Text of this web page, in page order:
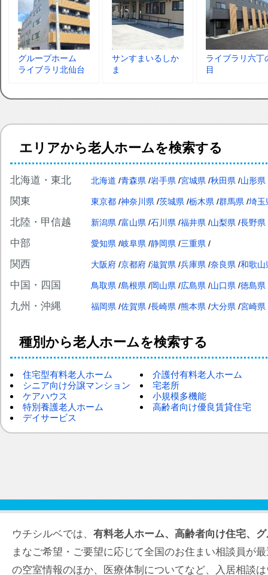
グループホーム
ライブラリ北仙台
サンすまいるしか
ま
ライブラリ六丁
目
エリアから老人ホームを検索する
北海道・東北 北海道 青森県 岩手県 宮城県 秋田県 山形県
関東 東京都 神奈川県 茨城県 栃木県 群馬県 埼玉
北陸・甲信越 新潟県 富山県 石川県 福井県 山梨県 長野県
中部 愛知県 岐阜県 静岡県 三重県
関西 大阪府 京都府 滋賀県 兵庫県 奈良県 和歌山
中国・四国 鳥取県 島根県 岡山県 広島県 山口県 徳島県
九州・沖縄 福岡県 佐賀県 長崎県 熊本県 大分県 宮崎県
種別から老人ホームを検索する
住宅型有料老人ホーム
介護付有料老人ホーム
シニア向け分譲マンション
宅老所
ケアハウス
小規模多機能
特別養護老人ホーム
高齢者向け優良賃貸住宅
デイサービス
ウチシルベでは、 有料老人ホーム、高齢者向け住宅、
まなご希望・ご要望に応じて全国のお住まい相談員が
の空室情報のほか、医療体制についてなど、入居相談